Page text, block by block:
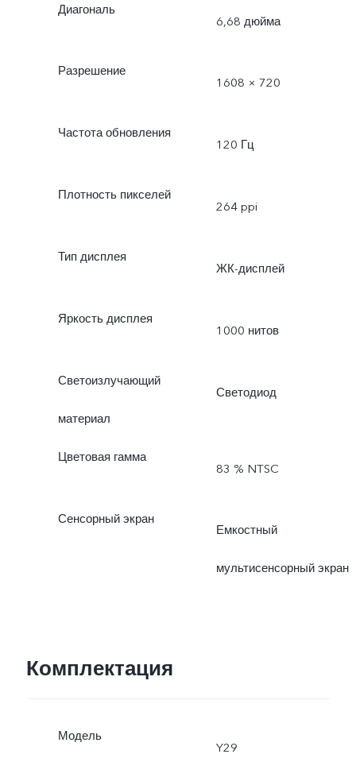
Диагональ
6,68 дюйма
Разрешение
1608 × 720
Частота обновления
120 Гц
Плотность пикселей
264 ppi
Тип дисплея
ЖК-дисплей
Яркость дисплея
1000 нитов
Светоизлучающий
материал
Светодиод
Цветовая гамма
83 % NTSC
Сенсорный экран
Емкостный
мультисенсорный экран
Комплектация
Модель
Y29